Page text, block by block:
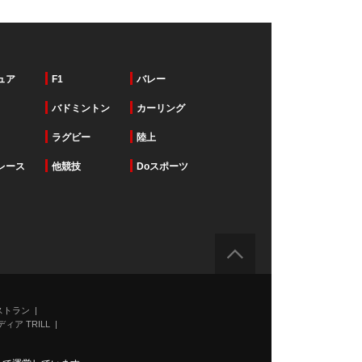
ア F1 バレー
バドミントン カーリング
ラグビー 陸上
ース 他競技 Doスポーツ
ラン
ィア TRILL